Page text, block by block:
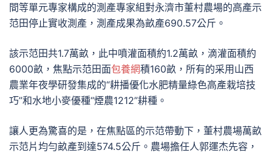
間等單元專家構成的測產專家組對永濟市董村農場的高產示
范田停止實收測產，測產成果為畝產690.57公斤。
該示范田共1.7萬畝，此中噴灌面積約1.2萬畝，滴灌面積約
6000畝，焦點示范田面包養網積160畝，所有的采用山西
農業年夜學研發集成的“耕播優化水肥精量綠色高產栽培技
巧”和水地小麥優種“煙農1212”耕種。
讓人更為驚喜的是，在焦點區的示范帶動下，董村農場萬畝
示范片均勻畝產到達574.5公斤。農場擔任人郭運杰先容，